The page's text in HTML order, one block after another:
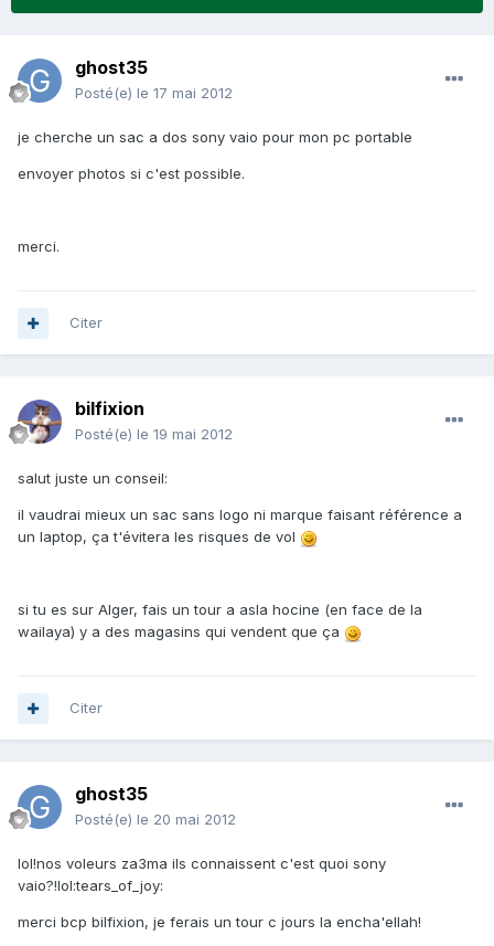
ghost35
Posté(e) le 17 mai 2012
je cherche un sac a dos sony vaio pour mon pc portable
envoyer photos si c'est possible.
merci.
Citer
bilfixion
Posté(e) le 19 mai 2012
salut juste un conseil:
il vaudrai mieux un sac sans logo ni marque faisant référence a
un laptop, ça t'évitera les risques de vol
si tu es sur Alger, fais un tour a asla hocine (en face de la
wailaya) y a des magasins qui vendent que ça
Citer
ghost35
Posté(e) le 20 mai 2012
lol!nos voleurs za3ma ils connaissent c'est quoi sony
vaio?!lol:tears_of_joy:
merci bcp bilfixion, je ferais un tour c jours la encha'ellah!